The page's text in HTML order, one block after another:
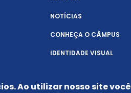
NOTÍCIAS
CONHEÇA O CÂMPUS
IDENTIDADE VISUAL
Ao utilizar nosso site você